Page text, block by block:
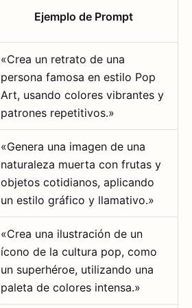
Ejemplo de Prompt
«Crea un retrato de una
persona famosa en estilo Pop
Art, usando colores vibrantes y
patrones repetitivos.»
«Genera una imagen de una
naturaleza muerta con frutas y
objetos cotidianos, aplicando
un estilo gráfico y llamativo.»
«Crea una ilustración de un
ícono de la cultura pop, como
un superhéroe, utilizando una
paleta de colores intensa.»